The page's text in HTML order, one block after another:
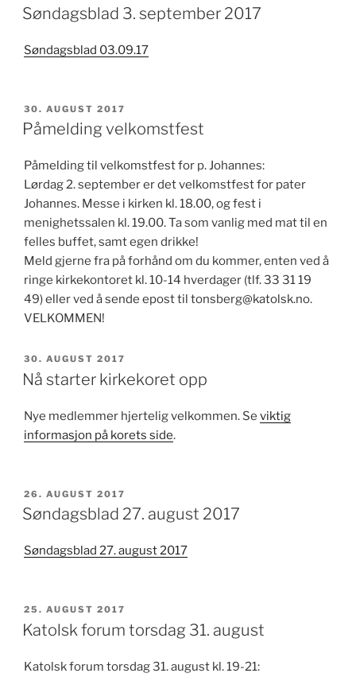
Søndagsblad 3. september 2017
Søndagsblad 03.09.17
PUBLISERT
30. AUGUST 2017
Påmelding velkomstfest
Påmelding til velkomstfest for p. Johannes:
Lørdag 2. september er det velkomstfest for pater
Johannes. Messe i kirken kl. 18.00, og fest i
menighetssalen kl. 19.00. Ta som vanlig med mat til en
felles buffet, samt egen drikke!
Meld gjerne fra på forhånd om du kommer, enten ved å
ringe kirkekontoret kl. 10-14 hverdager (tlf. 33 31 19
49) eller ved å sende epost til tonsberg@katolsk.no.
VELKOMMEN!
PUBLISERT
30. AUGUST 2017
Nå starter kirkekoret opp
Nye medlemmer hjertelig velkommen. Se viktig
informasjon på korets side.
PUBLISERT
26. AUGUST 2017
Søndagsblad 27. august 2017
Søndagsblad 27. august 2017
PUBLISERT
25. AUGUST 2017
Katolsk forum torsdag 31. august
Katolsk forum torsdag 31. august kl. 19-21: